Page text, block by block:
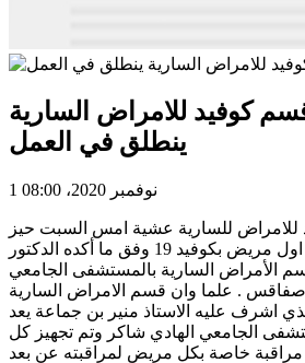
كوفيد للامراض السارية
ينطلق في العمل
1 نوفمبر 2020، 08:00
للسارية عشية امس السبت حيز
الاستغلال وذلك باستقبال اول مريض بكوفيد 19 وفق ما أكده الدكتور
الأمراض السارية بالمستشفى الجامعي
صفاقس . علما وان قسم الامراض السارية
اشرف عليه الاستاذ منير بن جماعة يعد
الجامعي الهادي شاكر وتم تجهيز كل